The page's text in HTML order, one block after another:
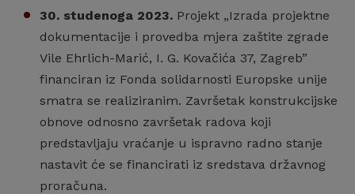
30. studenoga 2023. Projekt „Izrada projektne
dokumentacije i provedba mjera zaštite zgrade
Vile Ehrlich-Marić, I. G. Kovačića 37, Zagreb”
financiran iz Fonda solidarnosti Europske unije
smatra se realiziranim. Završetak konstrukcijske
obnove odnosno završetak radova koji
predstavljaju vraćanje u ispravno radno stanje
nastavit će se financirati iz sredstava državnog
proračuna.